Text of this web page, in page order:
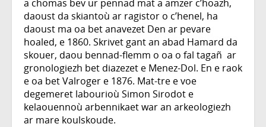
a chomas bev ur pennad mat a amzer c’hoazh,
daoust da skiantoù ar ragistor o c’henel, ha
daoust ma oa bet anavezet Den ar pevare
hoaled, e 1860. Skrivet gant an abad Hamard da
skouer, daou bennad-flemm o oa o fal tagañ ar
gronologiezh bet diazezet e Menez-Dol. En e raok
e oa bet Valroger e 1876. Mat-tre e voe
degemeret labourioù Simon Sirodot e
kelaouennoù arbennikaet war an arkeologiezh
ar mare koulskoude.